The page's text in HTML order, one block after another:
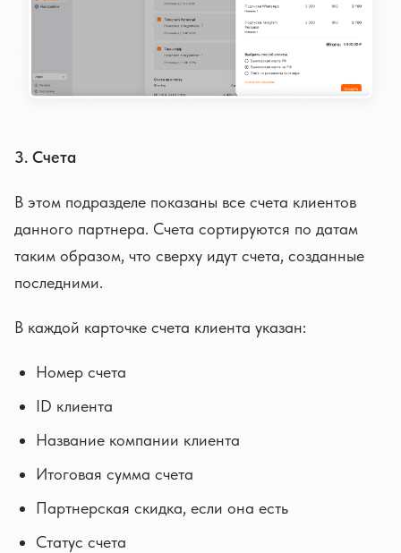
3. Счета
В этом подразделе показаны все счета клиентов
данного партнера. Счета сортируются по датам
таким образом, что сверху идут счета, созданные
последними.
В каждой карточке счета клиента указан:
Номер счета
ID клиента
Название компании клиента
Итоговая сумма счета
Партнерская скидка, если она есть
Статус счета